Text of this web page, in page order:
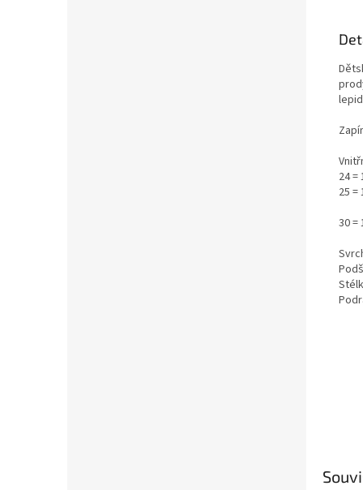
24 =
25 =
30 =